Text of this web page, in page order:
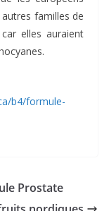
familles de
elles auraient
b4/formule-
Prostate